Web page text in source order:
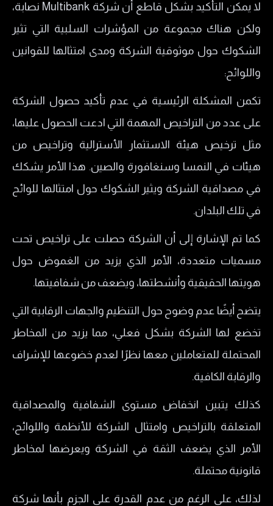
لا يمكن التأكيد بشكل قاطع أن شركة Multibank نصابة،
ولكن هناك مجموعة من المؤشرات السلبية التي تثير
الشكوك حول موثوقية الشركة ومدى امتثالها للقوانين
واللوائح:
تكمن المشكلة الرئيسية في عدم تأكيد حصول الشركة
على عدد من التراخيص المهمة التي ادعت الحصول عليها،
مثل ترخيص هيئة الاستثمار الأسترالية وتراخيص من
هيئات في النمسا وسنغافورة والصين. هذا الأمر يشكك
في مصداقية الشركة ويثير الشكوك حول امتثالها للوائح
في تلك البلدان.
كما تم الإشارة إلى أن الشركة حصلت على تراخيص تحت
مسميات متعددة، الأمر الذي يزيد من الغموض حول
هويتها الحقيقية وأنشطتها، ويضعف من شفافيتها.
يتضح أيضًا عدم وضوح حول التنظيم والجهات الرقابية التي
تخضع لها الشركة بشكل فعلي، مما يزيد من المخاطر
المحتملة للمتعاملين معها نظرًا لعدم خضوعها للإشراف
والرقابة الكافية.
كذلك يتبين انخفاض مستوى الشفافية والمصداقية
المتعلقة بالتراخيص وامتثال الشركة للأنظمة واللوائح،
الأمر الذي يضعف الثقة في الشركة ويعرضها لمخاطر
قانونية محتملة.
لذلك، على الرغم من عدم القدرة على الجزم بأنها شركة